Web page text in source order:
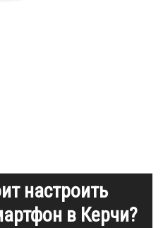
настроить
в Керчи?